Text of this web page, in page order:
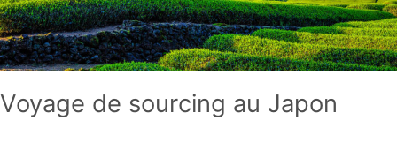
Voyage de sourcing au Japon